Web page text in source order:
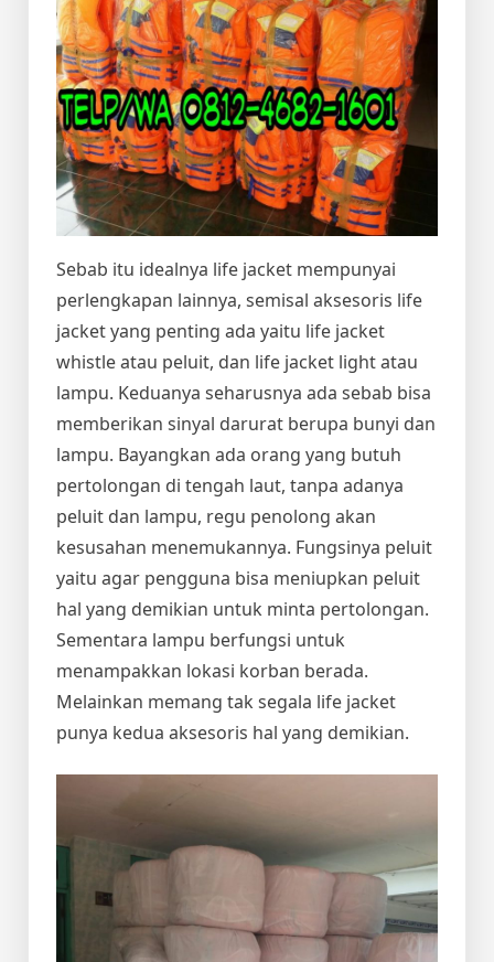
Sebab itu idealnya life jacket mempunyai
perlengkapan lainnya, semisal aksesoris life
jacket yang penting ada yaitu life jacket
whistle atau peluit, dan life jacket light atau
lampu. Keduanya seharusnya ada sebab bisa
memberikan sinyal darurat berupa bunyi dan
lampu. Bayangkan ada orang yang butuh
pertolongan di tengah laut, tanpa adanya
peluit dan lampu, regu penolong akan
kesusahan menemukannya. Fungsinya peluit
yaitu agar pengguna bisa meniupkan peluit
hal yang demikian untuk minta pertolongan.
Sementara lampu berfungsi untuk
menampakkan lokasi korban berada.
Melainkan memang tak segala life jacket
punya kedua aksesoris hal yang demikian.